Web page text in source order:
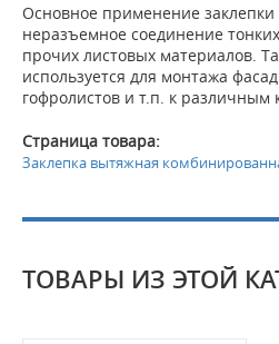
Основное применение
неразъемное соединение
прочих листовых материалов.
используется для монтажа
гофролистов и т.п. к различным
Страница товара:
Заклепка вытяжная
ТОВАРЫ ИЗ ЭТОЙ